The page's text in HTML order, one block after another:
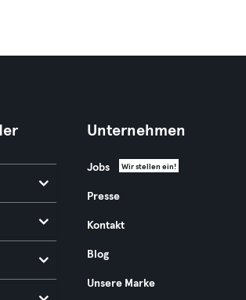
Unternehmen
Jobs Wir stellen ein!
Presse
Kontakt
Blog
Unsere Marke